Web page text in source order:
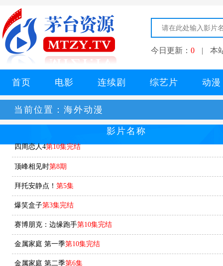
今日更新： 0 | 本
首页 电影 连续剧 综艺片 动漫
当前位置： 海外动漫
影片名称
四周恋人4第10集完结
顶峰相见时第8期
拜托安静点！ 第5集
爆笑盒子第3集完结
赛博朋克：边缘跑手第10集完结
金属家庭 第一季第10集完结
金属家庭 第二季第6集